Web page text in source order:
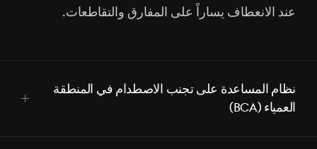
عند الانعطاف يساراً على المفارق والتقاطعات.
نظام المساعدة على تجنب الاصطدام في المنطقة
العمياء (BCA)